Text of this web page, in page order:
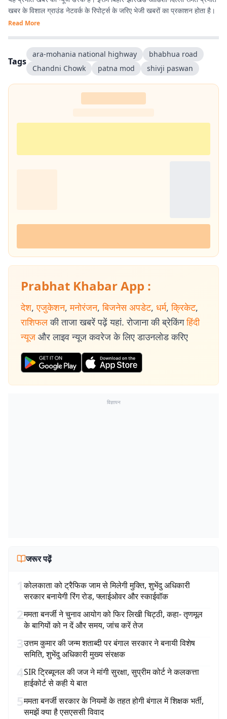
खबर के विशाल ग्राउंड नेटवर्क के रिपोर्ट्स के जरिए भेजी खबरों का प्रकाशन होता है।
Read More
Tags
ara-mohania national highway
bhabhua road
Chandni Chowk
patna mod shivji paswan
Prabhat Khabar App :
देश, एजुकेशन, मनोरंजन, बिजनेस अपडेट, धर्म, क्रिकेट,
राशिफल की ताजा खबरें पढ़ें यहां. रोजाना की ब्रेकिंग हिंदी
न्यूज और लाइव न्यूज कवरेज के लिए डाउनलोड करिए
विज्ञापन
जरूर पढ़ें
1कोलकाता को ट्रैफिक जाम से मिलेगी मुक्ति, शुभेंदु अधिकारी
सरकार बनायेगी रिंग रोड, फ्लाईओवर और स्काईवॉक
2ममता बनर्जी ने चुनाव आयोग को फिर लिखी चिट्ठी, कहा- तृणमूल
के बागियों को न दें और समय, जांच करें तेज
3उत्तम कुमार की जन्म शताब्दी पर बंगाल सरकार ने बनायी विशेष
समिति, शुभेंदु अधिकारी मुख्य संरक्षक
4SIR ट्रिब्यूनल की जज ने मांगी सुरक्षा, सुप्रीम कोर्ट ने कलकत्ता
हाईकोर्ट से कही ये बात
5ममता बनर्जी सरकार के नियमों के तहत होगी बंगाल में शिक्षक भर्ती,
समझें क्या है एसएससी विवाद